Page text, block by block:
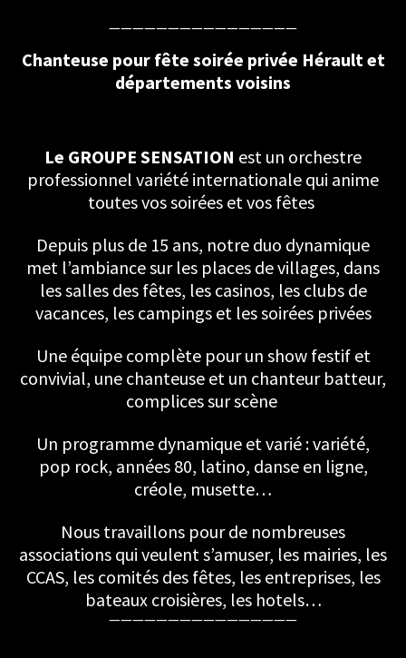
————————————————
Chanteuse pour fête soirée privée Hérault et
départements voisins
Le GROUPE SENSATION est un orchestre
professionnel variété internationale qui anime
toutes vos soirées et vos fêtes
Depuis plus de 15 ans, notre duo dynamique
met l’ambiance sur les places de villages, dans
les salles des fêtes, les casinos, les clubs de
vacances, les campings et les soirées privées
Une équipe complète pour un show festif et
convivial, une chanteuse et un chanteur batteur,
complices sur scène
Un programme dynamique et varié : variété,
pop rock, années 80, latino, danse en ligne,
créole, musette…
Nous travaillons pour de nombreuses
associations qui veulent s’amuser, les mairies, les
CCAS, les comités des fêtes, les entreprises, les
bateaux croisières, les hotels…
————————————————